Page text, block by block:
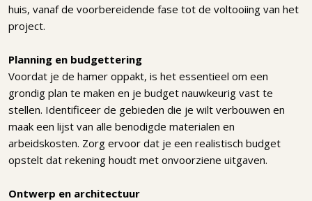
huis, vanaf de voorbereidende fase tot de voltooiing van het
project.
Planning en budgettering
Voordat je de hamer oppakt, is het essentieel om een
grondig plan te maken en je budget nauwkeurig vast te
stellen. Identificeer de gebieden die je wilt verbouwen en
maak een lijst van alle benodigde materialen en
arbeidskosten. Zorg ervoor dat je een realistisch budget
opstelt dat rekening houdt met onvoorziene uitgaven.
Ontwerp en architectuur